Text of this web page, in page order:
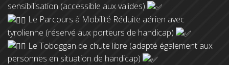
sensibilisation (accessible aux valides)
Le Parcours à Mobilité Réduite aérien avec
tyrolienne (réservé aux porteurs de handicap)
Le Toboggan de chute libre (adapté également aux
personnes en situation de handicap)